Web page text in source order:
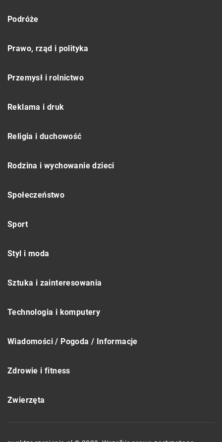
Podróże
Prawo, rząd i polityka
Przemysł i rolnictwo
Reklama i druk
Religia i duchowość
Rodzina i wychowanie dzieci
Społeczeństwo
Sport
Styl i moda
Sztuka i zainteresowania
Technologia i komputery
Wiadomości / Pogoda / Informacje
Zdrowie i fitness
Zwierzęta